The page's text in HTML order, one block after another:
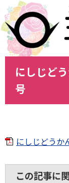
にしじど
号
にしじどうか
この記事に